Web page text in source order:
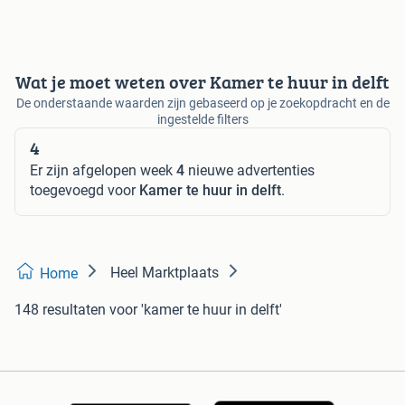
Wat je moet weten over Kamer te huur in delft
De onderstaande waarden zijn gebaseerd op je zoekopdracht en de
ingestelde filters
4
Er zijn afgelopen week 4 nieuwe advertenties
toegevoegd voor Kamer te huur in delft.
Home Heel Marktplaats
148 resultaten voor 'kamer te huur in delft'